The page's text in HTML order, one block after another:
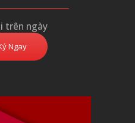
trên ngày
Ngay